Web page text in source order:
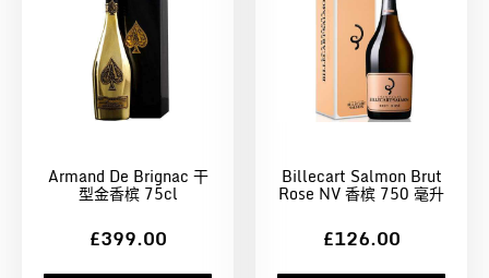
Armand De Brignac 干
型金香槟 75cl
£399.00
Billecart Salmon Brut
Rose NV 香槟 750 毫升
£126.00